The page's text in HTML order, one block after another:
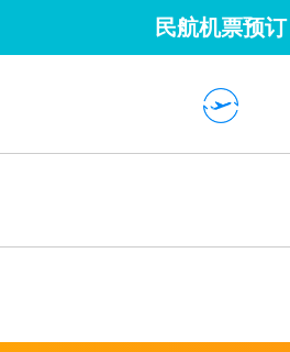
民航机票预订